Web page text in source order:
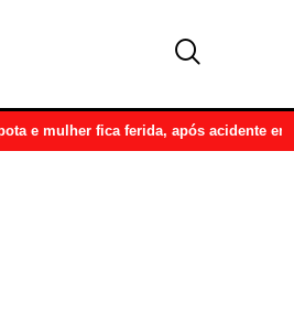
e mulher fica ferida, após acidente